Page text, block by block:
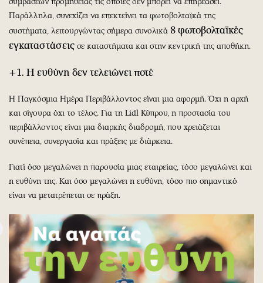
Παράλληλα, συνεχίζει να επεκτείνει τα φωτοβολταϊκά της
συστήματα, λειτουργώντας σήμερα συνολικά 8 φωτοβολταϊκές
εγκαταστάσεις σε καταστήματα και στην κεντρική της αποθήκη.
+1. Η ευθύνη δεν τελειώνει ποτέ
Η Παγκόσμια Ημέρα Περιβάλλοντος είναι μια αφορμή. Όχι η αρχή
και σίγουρα όχι το τέλος. Για τη Lidl Κύπρου, η προστασία του
περιβάλλοντος είναι μια διαρκής διαδρομή, που χρειάζεται
συνέπεια, συνεργασία και πράξεις με διάρκεια.
Γιατί όσο μεγαλώνει η παρουσία μιας εταιρείας, τόσο μεγαλώνει και
η ευθύνη της. Και όσο μεγαλώνει η ευθύνη, τόσο πιο σημαντικό
είναι να μετατρέπεται σε πράξη.